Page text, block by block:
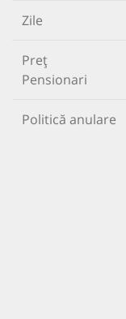
Zile
Preț
Pensionari
Politică anulare